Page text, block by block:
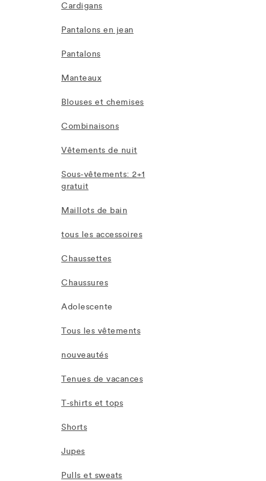
Cardigans
Pantalons en jean
Pantalons
Manteaux
Blouses et chemises
Combinaisons
Vêtements de nuit
Sous-vêtements: 2+1
gratuit
Maillots de bain
tous les accessoires
Chaussettes
Chaussures
Adolescente
Tous les vêtements
nouveautés
Tenues de vacances
T-shirts et tops
Shorts
Jupes
Pulls et sweats